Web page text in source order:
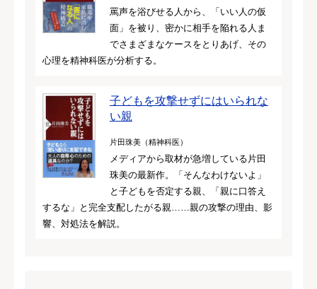
罵声を浴びせる人から、「いい人の仮
面」を被り、密かに相手を陥れる人ま
でさまざまなケースをとりあげ、その
心理を精神科医が分析する。
子どもを攻撃せずにはいられな
い親
片田珠美（精神科医）
メディアから取材が急増している片田
珠美の最新作。「そんなわけないよ」
と子どもを否定する親、「親に口答え
するな」と完全支配したがる親……親の攻撃の理由、影
響、対処法を解説。